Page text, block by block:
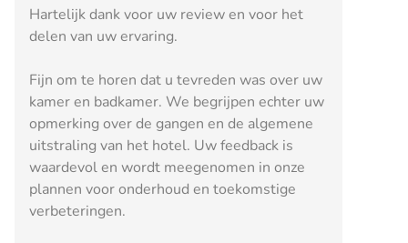
Hartelijk dank voor uw review en voor het
delen van uw ervaring.
Fijn om te horen dat u tevreden was over uw
kamer en badkamer. We begrijpen echter uw
opmerking over de gangen en de algemene
uitstraling van het hotel. Uw feedback is
waardevol en wordt meegenomen in onze
plannen voor onderhoud en toekomstige
verbeteringen.